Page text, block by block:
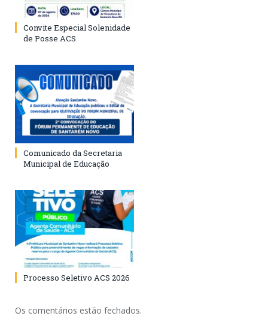
Convite Especial Solenidade
de Posse ACS
Comunicado da Secretaria
Municipal de Educação
Processo Seletivo ACS 2026
Os comentários estão fechados.